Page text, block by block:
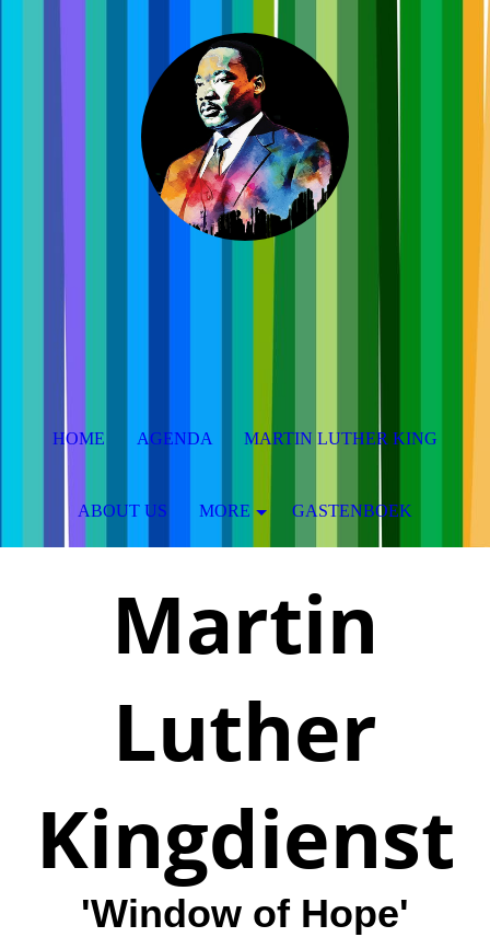
Martin
Luther
Kingdienst
'Window of Hope'
HOME AGENDA MARTIN LUTHER KING
ABOUT US MORE GASTENBOEK